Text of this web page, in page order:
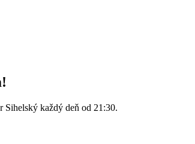
Sihelský každý deň od 21:30.